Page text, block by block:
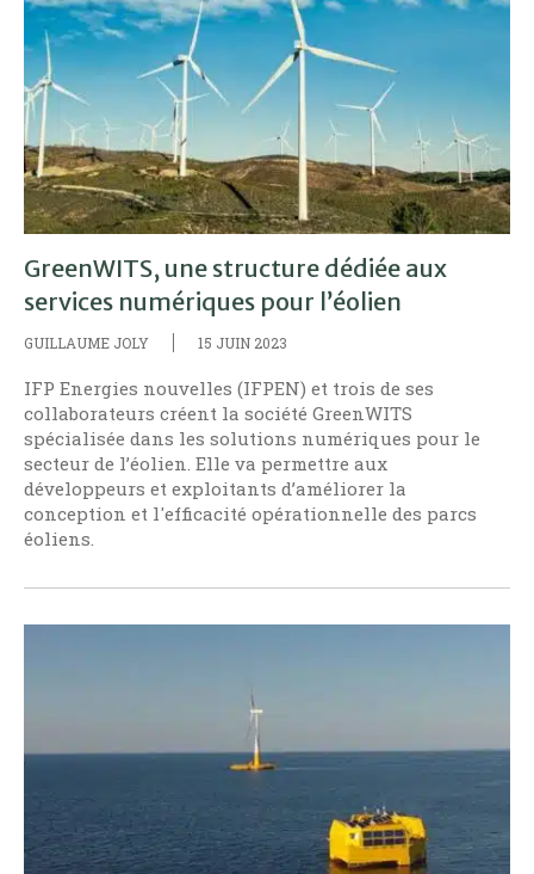
GreenWITS, une structure dédiée aux
services numériques pour l’éolien
GUILLAUME JOLY 15 JUIN 2023
IFP Energies nouvelles (IFPEN) et trois de ses
collaborateurs créent la société GreenWITS
spécialisée dans les solutions numériques pour le
secteur de l’éolien. Elle va permettre aux
développeurs et exploitants d’améliorer la
conception et l'efficacité opérationnelle des parcs
éoliens.